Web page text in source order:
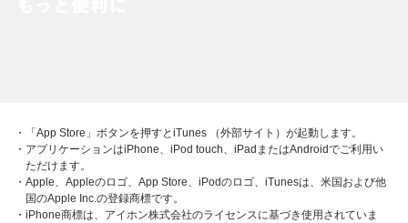
・「App Store」ボタンを押すとiTunes （外部サイト）が起動します。
・アプリケーションはiPhone、iPod touch、iPadまたはAndroidでご利用い
ただけます。
・Apple、Appleのロゴ、App Store、iPodのロゴ、iTunesは、米国および他
国のApple Inc.の登録商標です。
・iPhone商標は、アイホン株式会社のライセンスに基づき使用されていま